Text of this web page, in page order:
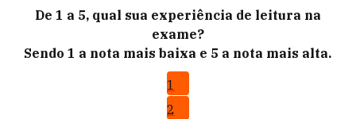
De 1 a 5, qual sua experiência de leitura na
exame?
Sendo 1 a nota mais baixa e 5 a nota mais alta.
1
2